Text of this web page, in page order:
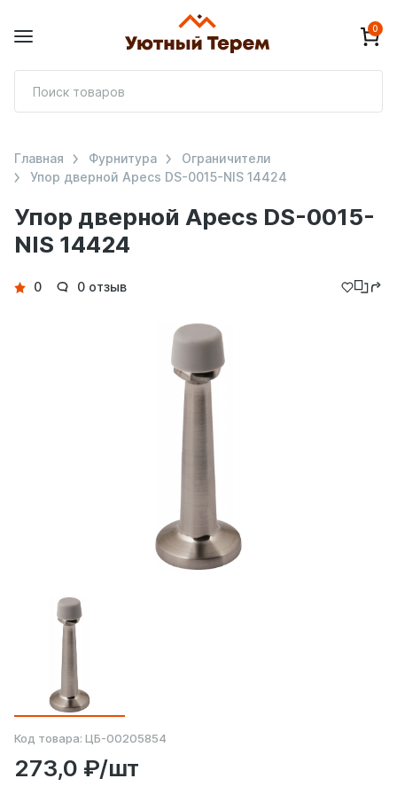
0
Упор дверной Apecs DS-0015-
NIS 14424
Главная Фурнитура
Ограничители
Упор дверной Apecs DS-0015-NIS 14424
Детали
0 0 отзыв
Код товара: ЦБ-00205854
273,0 ₽/шт